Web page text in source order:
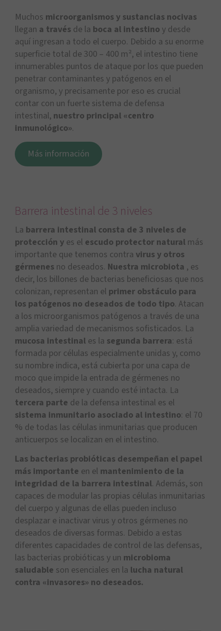
Muchos microorganismos y sustancias nocivas
llegan a través de la boca al intestino y desde
aquí ingresan a todo el cuerpo. Debido a su enorme
superficie total de 300 – 400 m², el intestino tiene
innumerables puntos de ataque por los que pueden
penetrar contaminantes y patógenos en el
organismo, y precisamente por eso es crucial
contar con un fuerte sistema de defensa
intestinal, nuestro principal «centro
inmunológico».
Más información
Barrera intestinal de 3 niveles
La barrera intestinal consta de 3 niveles de
protección y es el escudo protector natural más
importante que tenemos contra virus y otros
gérmenes no deseados. Nuestra microbiota , es
decir, los billones de bacterias beneficiosas que nos
colonizan, representan el primer obstáculo para
los patógenos no deseados de todo tipo. Atacan
a los microorganismos patógenos a través de una
amplia variedad de mecanismos sofisticados. La
mucosa intestinal es la segunda barrera: está
formada por células especialmente unidas y, como
su nombre indica, está cubierta por una capa de
moco que impide la entrada de gérmenes no
deseados, siempre y cuando esté intacta. La
tercera parte de la defensa intestinal es el
sistema inmunitario asociado al intestino: el 70
% de todas las células inmunitarias que producen
anticuerpos se localizan en el intestino.
Las bacterias probióticas desempeñan el papel
más importante en el mantenimiento de la
integridad de la barrera intestinal. Además, son
capaces de modular las propias células inmunitarias
del cuerpo y algunas de ellas pueden incluso
desplazar e inactivar virus y otros gérmenes no
deseados de diversas formas. Debido a estas
diferentes capacidades de control de las defensas,
las bacterias probióticas y un microbioma
saludable son esenciales en la lucha natural
contra «invasores» no deseados.